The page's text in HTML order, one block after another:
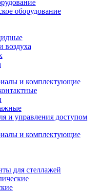
оборудование
воздуха
и комплектующие
и управления доступом
и комплектующие
для стеллажей